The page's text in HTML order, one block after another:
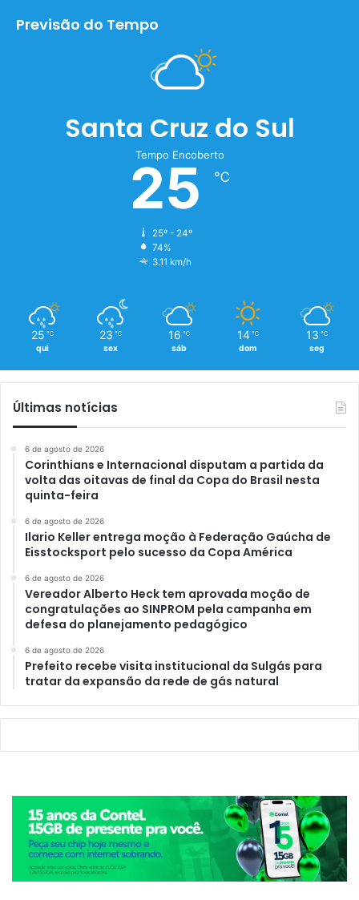
Previsão do Tempo
Santa Cruz do Sul
Tempo Encoberto
25 ℃
25º - 24º
74%
3.11 km/h
25 ℃
qui
23 ℃
sex
16 ℃
sáb
14 ℃
dom
13 ℃
seg
Últimas notícias
6 de agosto de 2026
Corinthians e Internacional disputam a partida da
volta das oitavas de final da Copa do Brasil nesta
quinta-feira
6 de agosto de 2026
Ilario Keller entrega moção à Federação Gaúcha de
Eisstocksport pelo sucesso da Copa América
6 de agosto de 2026
Vereador Alberto Heck tem aprovada moção de
congratulações ao SINPROM pela campanha em
defesa do planejamento pedagógico
6 de agosto de 2026
Prefeito recebe visita institucional da Sulgás para
tratar da expansão da rede de gás natural